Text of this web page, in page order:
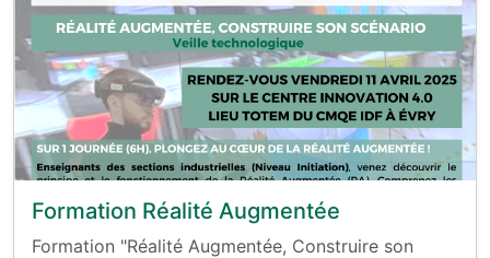
Formation Réalité Augmentée
Formation "Réalité Augmentée, Construire son